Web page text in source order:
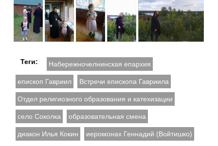
Теги: Набережночелнинская епархия
епископ Гавриил Встречи епископа Гавриила
Отдел религиозного образования и катехизации
село Соколка образовательная смена
диакон Илья Кокин иеромонах Геннадий (Войтишко)